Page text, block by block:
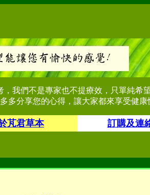
我們不是專家也不提療效，只單純希
分享您的心得，讓大家都來享受健康
芃君草本 訂購及連